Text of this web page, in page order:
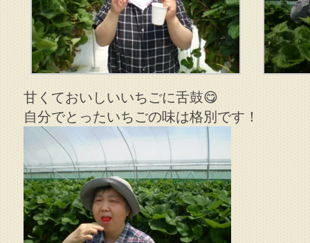
甘くておいしいいちごに舌鼓😋
自分でとったいちごの味は格別です！